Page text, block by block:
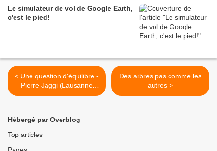
Le simulateur de vol de Google Earth,
c'est le pied!
< Une question d'équilibre -
Pierre Jaggi (Lausanne
2002)
Des arbres pas comme les
autres >
Hébergé par Overblog
Top articles